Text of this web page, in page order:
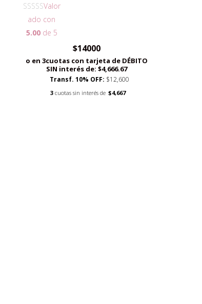
Valor
ado con
5.00de 5
$14000
o en 3cuotas con tarjeta de DÉBITO
SIN interés de: $4,666.67
Transf. 10% OFF: $12,600
3 cuotas sin interés de $4,667